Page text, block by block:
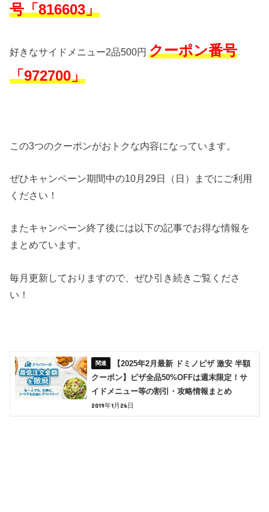
号「816603」
好きなサイドメニュー2品500円クーポン番号
「972700」
この3つのクーポンがおトクな内容になっています。
ぜひキャンペーン期間中の10月29日（日）までにご利用
ください！
またキャンペーン終了後には以下の記事でお得な情報を
まとめています。
毎月更新しておりますので、ぜひ引き続きご覧くださ
い！
【2025年2月最新 ドミノピザ 激安 半額
クーポン】ピザ全品50%OFFは週末限定！サ
イドメニュー等の割引・攻略情報まとめ
2019年1月26日